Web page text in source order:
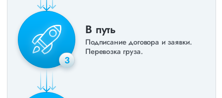
3
В путь
Подписание договора и заявки.
Перевозка груза.